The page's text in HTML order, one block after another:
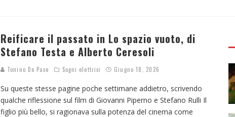
Reificare il passato in Lo spazio vuoto, di
Stefano Testa e Alberto Ceresoli
Tonino De Pace Sogni elettrici Giugno 18, 2026
Su queste stesse pagine poche settimane addietro, scrivendo
qualche riflessione sul film di Giovanni Piperno e Stefano Rulli Il
figlio più bello, si ragionava sulla potenza del cinema come